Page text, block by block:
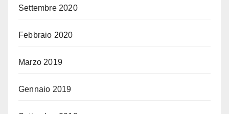
Settembre 2020
Febbraio 2020
Marzo 2019
Gennaio 2019